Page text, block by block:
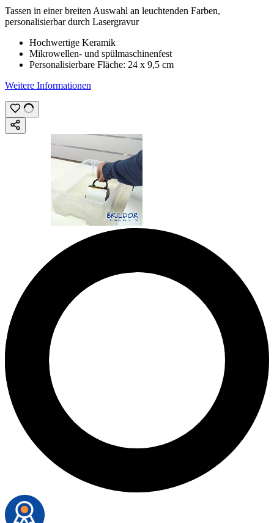
Tassen in einer breiten Auswahl an leuchtenden Farben,
personalisierbar durch Lasergravur
Hochwertige Keramik
Mikrowellen- und spülmaschinenfest
Personalisierbare Fläche: 24 x 9,5 cm
Weitere Informationen